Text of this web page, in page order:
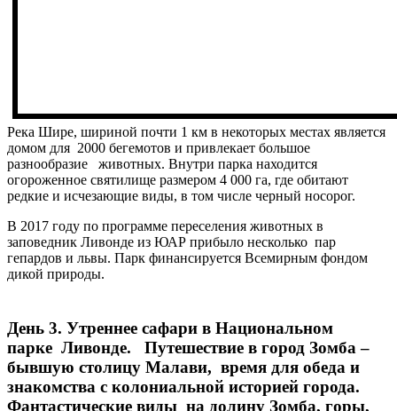
Река Шире, шириной почти 1 км в некоторых местах является
домом для 2000 бегемотов и привлекает большое
разнообразие животных. Внутри парка находится
огороженное святилище размером 4 000 га, где обитают
редкие и исчезающие виды, в том числе черный носорог.
В 2017 году по программе переселения животных в
заповедник Ливонде из ЮАР прибыло несколько пар
гепардов и львы. Парк финансируется Всемирным фондом
дикой природы.
День 3. Утреннее сафари в Национальном
парке Ливонде. Путешествие в город Зомба –
бывшую столицу Малави, время для обеда и
знакомства с колониальной историей города.
Фантастические виды на долину Зомба, горы,